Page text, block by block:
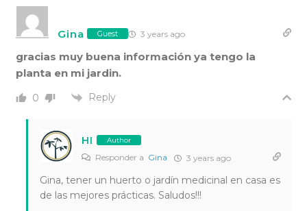
Gina Guest 3 years ago
gracias muy buena información ya tengo la
planta en mi jardin.
0 Reply
HI Author
Responder a Gina 3 years ago
Gina, tener un huerto o jardín medicinal en casa es
de las mejores prácticas. Saludos!!!